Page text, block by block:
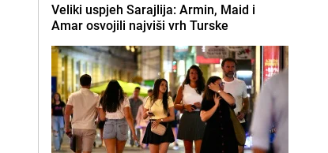
Veliki uspjeh Sarajlija: Armin, Maid i
Amar osvojili najviši vrh Turske